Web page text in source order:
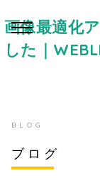
画像最適化
した｜
BLOG
ブログ